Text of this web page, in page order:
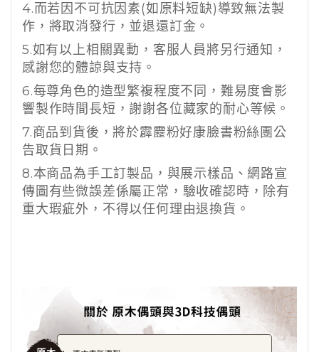
4.而若因不可抗因素(如原料短缺)導致無法製
作，將取消發行，並退還訂金。
5.如有以上相關異動，客服人員將另行通知，
感謝您的體諒與支持。
6.每尊角色的造型繁複程度不同，難易度會影
響製作時間長短，謝謝各位藏家的耐心等候。
7.商品到貨後，將於霹靂粉好康臉書粉絲團公
告取貨日期。
8.本商品為手工訂製品，與展示樣品、網路宣
傳圖有些微誤差係屬正常，驗收確認時，除有
重大瑕疵外，不得以任何理由退換貨。